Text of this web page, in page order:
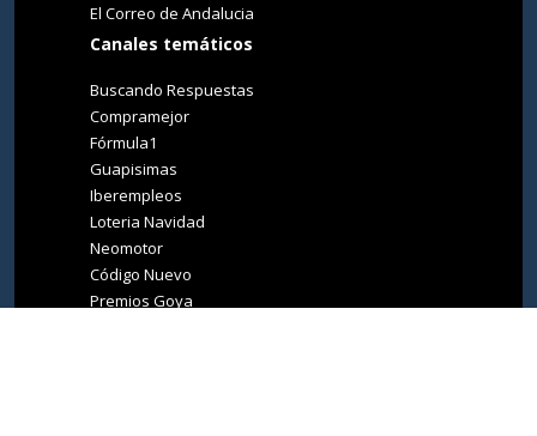
El Correo de Andalucia
Canales temáticos
Buscando Respuestas
Compramejor
Fórmula1
Guapisimas
Iberempleos
Loteria Navidad
Neomotor
Código Nuevo
Premios Goya